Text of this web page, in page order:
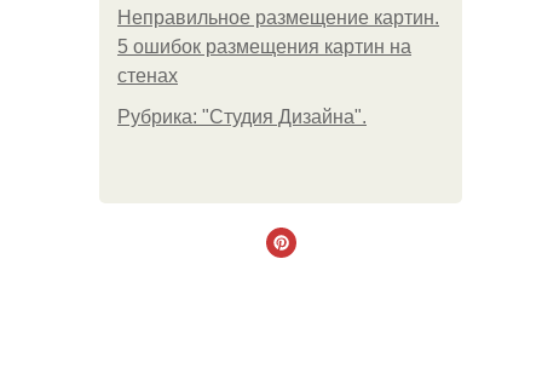
Неправильное размещение картин.
5 ошибок размещения картин на
стенах
Рубрика: "Студия Дизайна".